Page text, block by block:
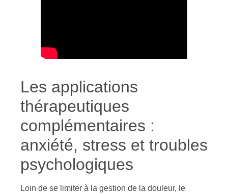
Les applications
thérapeutiques
complémentaires :
anxiété, stress et troubles
psychologiques
Loin de se limiter à la gestion de la douleur, le